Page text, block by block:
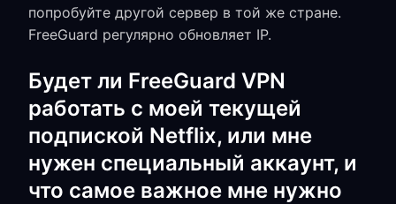
попробуйте другой сервер в той же стране.
FreeGuard регулярно обновляет IP.
Будет ли FreeGuard VPN
работать с моей текущей
подпиской Netflix, или мне
нужен специальный аккаунт, и
что самое важное мне нужно